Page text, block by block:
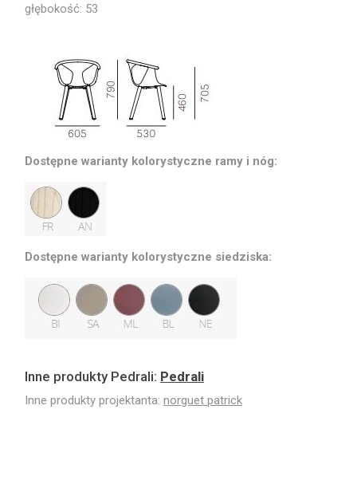
głębokość: 53
Dostępne warianty kolorystyczne ramy i nóg:
Dostępne warianty kolorystyczne siedziska:
Inne produkty Pedrali: Pedrali
Inne produkty projektanta: norguet patrick